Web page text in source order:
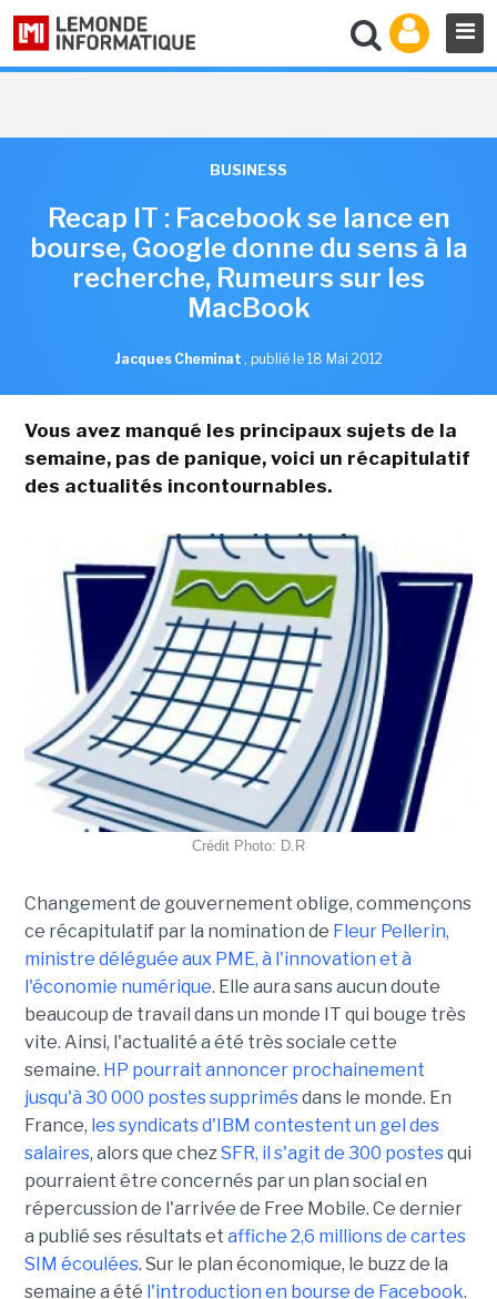
BUSINESS
Recap IT : Facebook se lance en
bourse, Google donne du sens à la
recherche, Rumeurs sur les
MacBook
Jacques Cheminat , publié le 18 Mai 2012
Vous avez manqué les principaux sujets de la
semaine, pas de panique, voici un récapitulatif
des actualités incontournables.
Crédit Photo: D.R
Changement de gouvernement oblige, commençons
ce récapitulatif par la nomination de Fleur Pellerin,
ministre déléguée aux PME, à l'innovation et à
l'économie numérique. Elle aura sans aucun doute
beaucoup de travail dans un monde IT qui bouge très
vite. Ainsi, l'actualité a été très sociale cette
semaine. HP pourrait annoncer prochainement
jusqu'à 30 000 postes supprimésdans le monde. En
France, les syndicats d'IBM contestent un gel des
salaires, alors que chezSFR, il s'agit de 300 postesqui
pourraient être concernés par un plan social en
répercussion de l'arrivée de Free Mobile. Ce dernier
a publié ses résultats et affiche 2,6 millions de cartes
SIM écoulées. Sur le plan économique, le buzz de la
semaine a été l'introduction en bourse de Facebook.